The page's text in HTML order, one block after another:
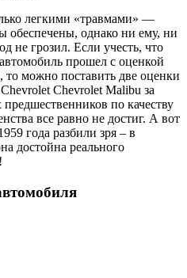
легкими «травмами» —
однако ни ему, ни
не грозил. Если учесть, что
прошел с оценкой
то можно поставить две оценки
Chevrolet Malibu за
по качеству
все равно не достиг. А вот
года разбили зря – в
достойна реального